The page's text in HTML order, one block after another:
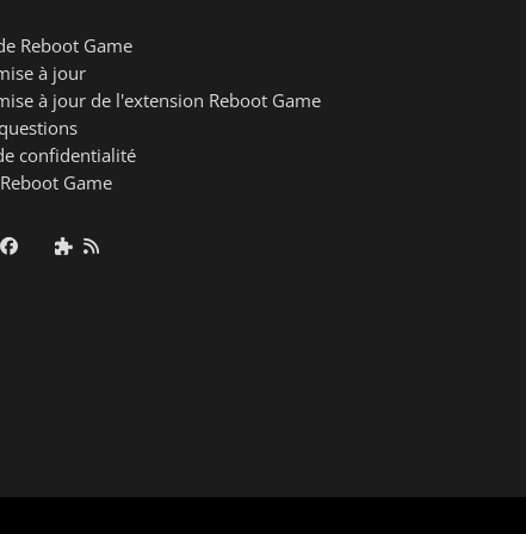
Reboot Game
à jour
à jour de l'extension Reboot Game
confidentialité
Game